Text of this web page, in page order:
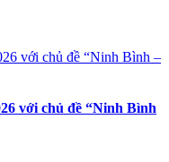
với chủ đề “Ninh Bình